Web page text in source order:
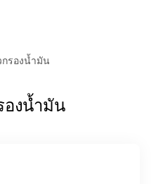
กรองน้ำมัน
องน้ำมัน